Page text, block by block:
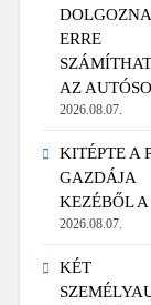
ERRE
AZ
2026.08.07.
KITÉPTE A
GAZDÁJA
KEZÉBŐL
2026.08.07.
KÉT